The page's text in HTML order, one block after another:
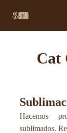
contenido
Cat
Hacemos
sublimados.